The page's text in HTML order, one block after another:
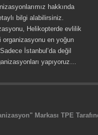
hakkında
bilgi alabilirsiniz.
Helikopterde evlilik
en yoğun
İstanbul’da değil
yapıyoruz…
Markası TPE